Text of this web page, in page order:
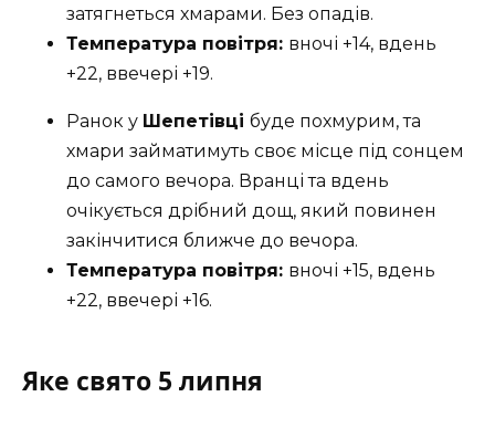
затягнеться хмарами. Без опадів.
Температура повітря: вночі +14, вдень
+22, ввечері +19.
Ранок у Шепетівці буде похмурим, та
хмари займатимуть своє місце під сонцем
до самого вечора. Вранці та вдень
очікується дрібний дощ, який повинен
закінчитися ближче до вечора.
Температура повітря: вночі +15, вдень
+22, ввечері +16.
Яке свято 5 липня